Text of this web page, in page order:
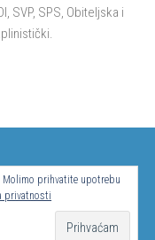
SVP, SPS, Obiteljska i
2024.
Molimo prihvatite upotrebu
privatnosti